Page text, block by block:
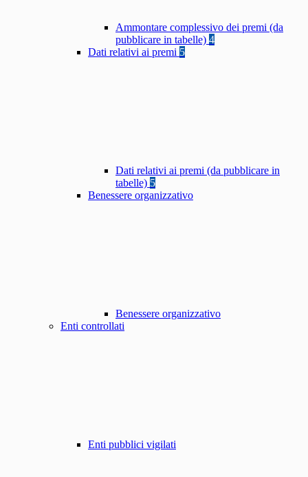
Ammontare complessivo dei premi (da
pubblicare in tabelle) 4
Dati relativi ai premi 5
Dati relativi ai premi (da pubblicare in
tabelle) 5
Benessere organizzativo
Benessere organizzativo
Enti controllati
Enti pubblici vigilati